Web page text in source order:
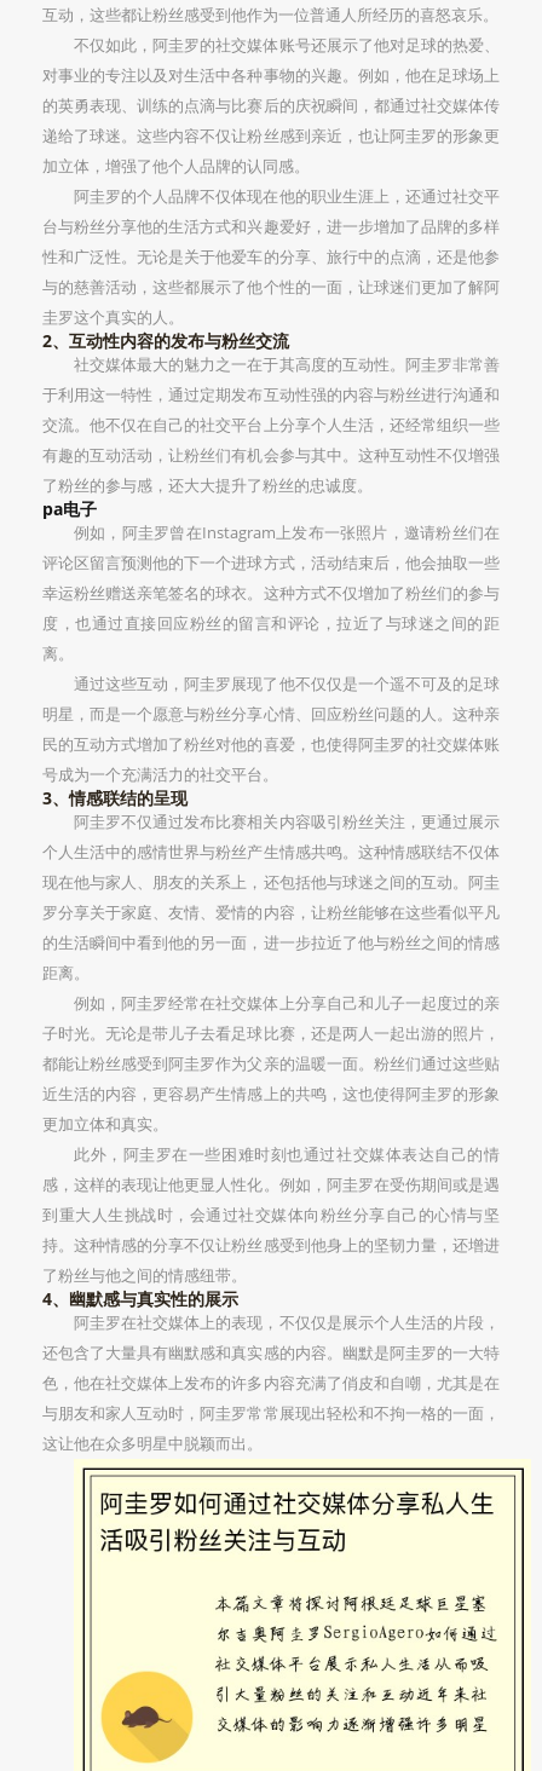
互动，这些都让粉丝感受到他作为一位普通人所经历的喜怒哀乐。
不仅如此，阿圭罗的社交媒体账号还展示了他对足球的热爱、
对事业的专注以及对生活中各种事物的兴趣。例如，他在足球场上
的英勇表现、训练的点滴与比赛后的庆祝瞬间，都通过社交媒体传
递给了球迷。这些内容不仅让粉丝感到亲近，也让阿圭罗的形象更
加立体，增强了他个人品牌的认同感。
阿圭罗的个人品牌不仅体现在他的职业生涯上，还通过社交平
台与粉丝分享他的生活方式和兴趣爱好，进一步增加了品牌的多样
性和广泛性。无论是关于他爱车的分享、旅行中的点滴，还是他参
与的慈善活动，这些都展示了他个性的一面，让球迷们更加了解阿
圭罗这个真实的人。
2、互动性内容的发布与粉丝交流
社交媒体最大的魅力之一在于其高度的互动性。阿圭罗非常善
于利用这一特性，通过定期发布互动性强的内容与粉丝进行沟通和
交流。他不仅在自己的社交平台上分享个人生活，还经常组织一些
有趣的互动活动，让粉丝们有机会参与其中。这种互动性不仅增强
了粉丝的参与感，还大大提升了粉丝的忠诚度。
pa电子
例如，阿圭罗曾在Instagram上发布一张照片，邀请粉丝们在
评论区留言预测他的下一个进球方式，活动结束后，他会抽取一些
幸运粉丝赠送亲笔签名的球衣。这种方式不仅增加了粉丝们的参与
度，也通过直接回应粉丝的留言和评论，拉近了与球迷之间的距
离。
通过这些互动，阿圭罗展现了他不仅仅是一个遥不可及的足球
明星，而是一个愿意与粉丝分享心情、回应粉丝问题的人。这种亲
民的互动方式增加了粉丝对他的喜爱，也使得阿圭罗的社交媒体账
号成为一个充满活力的社交平台。
3、情感联结的呈现
阿圭罗不仅通过发布比赛相关内容吸引粉丝关注，更通过展示
个人生活中的感情世界与粉丝产生情感共鸣。这种情感联结不仅体
现在他与家人、朋友的关系上，还包括他与球迷之间的互动。阿圭
罗分享关于家庭、友情、爱情的内容，让粉丝能够在这些看似平凡
的生活瞬间中看到他的另一面，进一步拉近了他与粉丝之间的情感
距离。
例如，阿圭罗经常在社交媒体上分享自己和儿子一起度过的亲
子时光。无论是带儿子去看足球比赛，还是两人一起出游的照片，
都能让粉丝感受到阿圭罗作为父亲的温暖一面。粉丝们通过这些贴
近生活的内容，更容易产生情感上的共鸣，这也使得阿圭罗的形象
更加立体和真实。
此外，阿圭罗在一些困难时刻也通过社交媒体表达自己的情
感，这样的表现让他更显人性化。例如，阿圭罗在受伤期间或是遇
到重大人生挑战时，会通过社交媒体向粉丝分享自己的心情与坚
持。这种情感的分享不仅让粉丝感受到他身上的坚韧力量，还增进
了粉丝与他之间的情感纽带。
4、幽默感与真实性的展示
阿圭罗在社交媒体上的表现，不仅仅是展示个人生活的片段，
还包含了大量具有幽默感和真实感的内容。幽默是阿圭罗的一大特
色，他在社交媒体上发布的许多内容充满了俏皮和自嘲，尤其是在
与朋友和家人互动时，阿圭罗常常展现出轻松和不拘一格的一面，
这让他在众多明星中脱颖而出。